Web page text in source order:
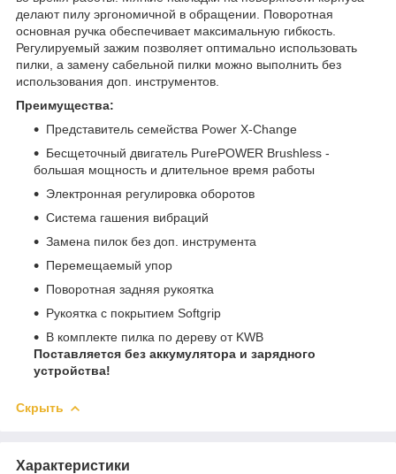
делают пилу эргономичной в обращении. Поворотная
основная ручка обеспечивает максимальную гибкость.
Регулируемый зажим позволяет оптимально использовать
пилки, а замену сабельной пилки можно выполнить без
использования доп. инструментов.
Преимущества:
Представитель семейства Power X-Change
Бесщеточный двигатель PurePOWER Brushless -
большая мощность и длительное время работы
Электронная регулировка оборотов
Система гашения вибраций
Замена пилок без доп. инструмента
Перемещаемый упор
Поворотная задняя рукоятка
Рукоятка с покрытием Softgrip
В комплекте пилка по дереву от KWB
Поставляется без аккумулятора и зарядного
устройства!
Скрыть
Характеристики